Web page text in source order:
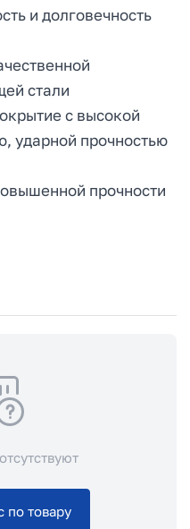
и долговечность
стали
с высокой
ударной прочностью
прочности
по товару